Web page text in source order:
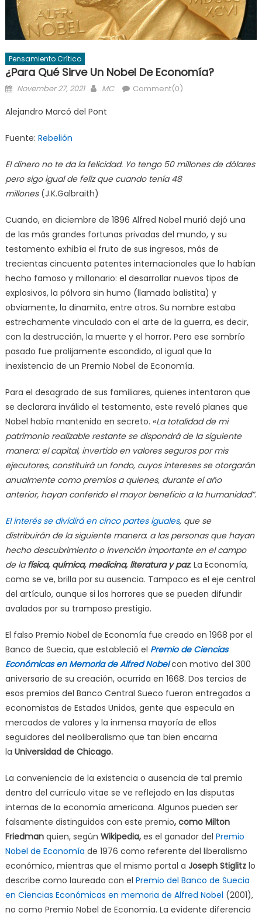
Pensamiento Crítico
¿Para Qué Sirve Un Nobel De Economía?
Posted
November 27, 2021 Author
MC Comment(0)
Alejandro Marcó del Pont
Fuente: Rebelión
El dinero no te da la felicidad. Yo tengo 50 millones de dólares
pero sigo igual de feliz que cuando tenía 48
millones(J.K.Galbraith)
Cuando, en diciembre de 1896 Alfred Nobel murió dejó una
de las más grandes fortunas privadas del mundo, y su
testamento exhibía el fruto de sus ingresos, más de
trecientas cincuenta patentes internacionales que lo habían
hecho famoso y millonario: el desarrollar nuevos tipos de
explosivos, la pólvora sin humo (llamada balistita) y
obviamente, la dinamita, entre otros. Su nombre estaba
estrechamente vinculado con el arte de la guerra, es decir,
con la destrucción, la muerte y el horror. Pero ese sombrío
pasado fue prolijamente escondido, al igual que la
inexistencia de un Premio Nobel de Economía.
Para el desagrado de sus familiares, quienes intentaron que
se declarara inválido el testamento, este reveló planes que
Nobel había mantenido en secreto. «La totalidad de mi
patrimonio realizable restante se dispondrá de la siguiente
manera: el capital, invertido en valores seguros por mis
ejecutores, constituirá un fondo, cuyos intereses se otorgarán
anualmente como premios a quienes, durante el año
anterior, hayan conferido el mayor beneficio a la humanidad”.
El interés se dividirá en cinco partes iguales, que se
distribuirán de la siguiente manera: a las personas que hayan
hecho descubrimiento o invención importante en el campo
de lafísica, química, medicina, literatura y paz.La Economía,
como se ve, brilla por su ausencia. Tampoco es el eje central
del artículo, aunque si los horrores que se pueden difundir
avalados por su tramposo prestigio.
El falso Premio Nobel de Economía fue creado en 1968 por el
Banco de Suecia, que estableció el Premio de Ciencias
Económicas en Memoria de Alfred Nobelcon motivo del 300
aniversario de su creación, ocurrida en 1668. Dos tercios de
esos premios del Banco Central Sueco fueron entregados a
economistas de Estados Unidos, gente que especula en
mercados de valores y la inmensa mayoría de ellos
seguidores del neoliberalismo que tan bien encarna
la Universidad de Chicago.
La conveniencia de la existencia o ausencia de tal premio
dentro del currículo vitae se ve reflejado en las disputas
internas de la economía americana. Algunos pueden ser
falsamente distinguidos con este premio, como Milton
Friedman quien, según Wikipedia, es el ganador del Premio
Nobel de Economía de 1976 como referente del liberalismo
económico, mientras que el mismo portal a Joseph Stiglitz lo
describe como laureado con el Premio del Banco de Suecia
en Ciencias Económicas en memoria de Alfred Nobel (2001),
no como Premio Nobel de Economía. La evidente diferencia